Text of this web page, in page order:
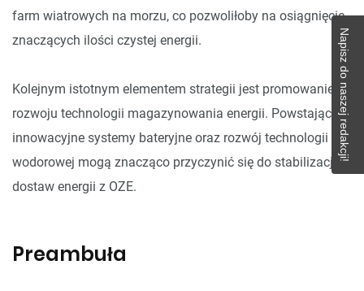
farm wiatrowych na morzu, co pozwoliłoby na osiągnięcie
znaczących ilości czystej energii.
Kolejnym istotnym elementem strategii jest promowanie
rozwoju technologii magazynowania energii. Powstające
innowacyjne systemy bateryjne oraz rozwój technologii
wodorowej mogą znacząco przyczynić się do stabilizacji
dostaw energii z OZE.
Preambuła
Napisz do naszej redakcji!